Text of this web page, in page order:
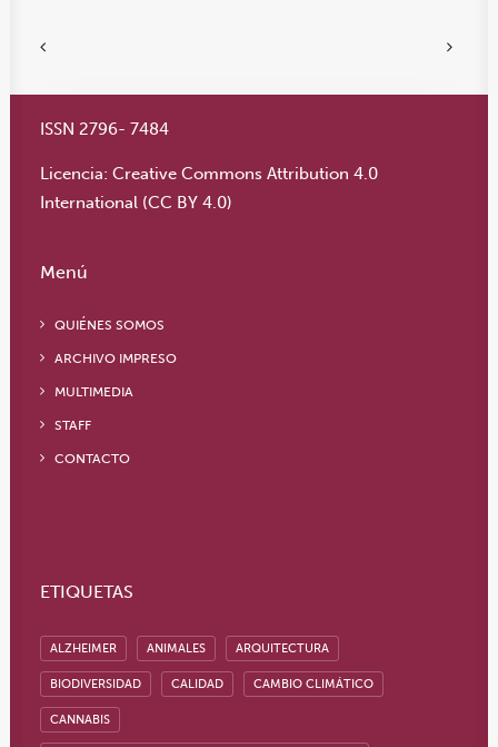
ISSN 2796- 7484
Licencia: Creative Commons Attribution 4.0
International (CC BY 4.0)
Menú
QUIÉNES SOMOS
ARCHIVO IMPRESO
MULTIMEDIA
STAFF
CONTACTO
ETIQUETAS
ALZHEIMER ANIMALES ARQUITECTURA
BIODIVERSIDAD CALIDAD CAMBIO CLIMÁTICO
CANNABIS